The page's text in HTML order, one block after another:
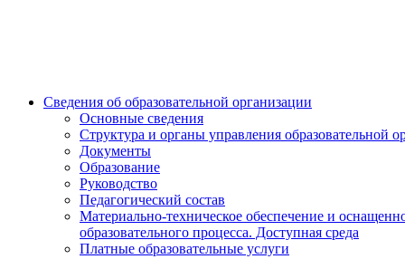
Сведения об образовательной организации
Основные сведения
Структура и органы управления образовательной
Документы
Образование
Руководство
Педагогический состав
Материально-техническое обеспечение и
образовательного процесса. Доступная среда
Платные образовательные услуги